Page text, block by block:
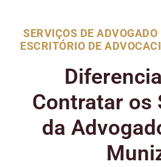
SERVIÇOS DE
ESCRITÓRIO DE
Contratar os
da